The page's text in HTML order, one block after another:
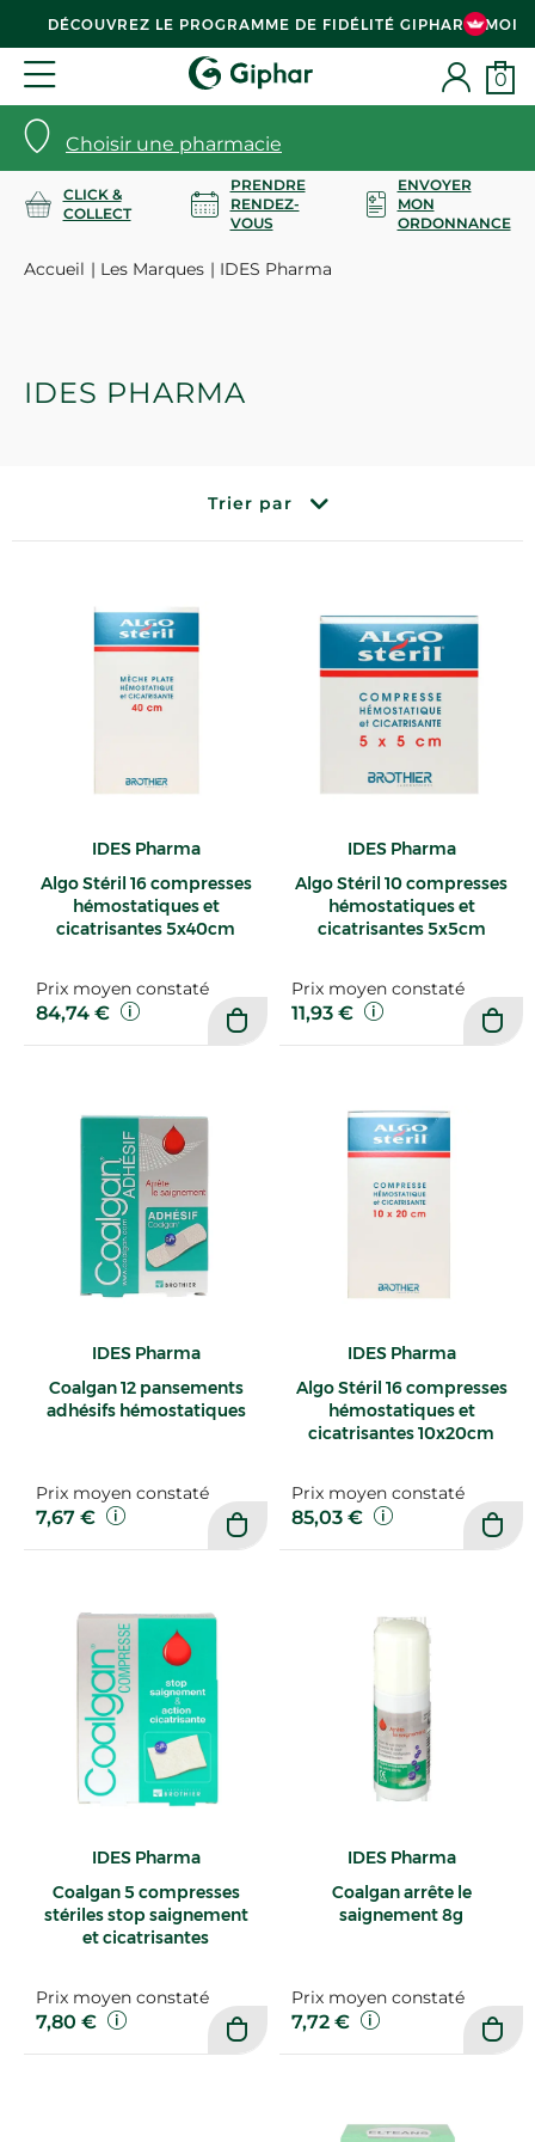
DÉCOUVREZ LE PROGRAMME DE FIDÉLITÉ GIPHAR & MOI
Choisir une pharmacie
0
CLICK &
COLLECT
PRENDRE
RENDEZ-
VOUS
ENVOYER
MON
ORDONNANCE
Accueil Les Marques IDES Pharma
IDES PHARMA
Trier par
IDES Pharma
Algo Stéril 16 compresses
hémostatiques et
cicatrisantes 5x40cm
Prix moyen constaté
84,74 €
IDES Pharma
Algo Stéril 10 compresses
hémostatiques et
cicatrisantes 5x5cm
Prix moyen constaté
11,93 €
IDES Pharma
Coalgan 12 pansements
adhésifs hémostatiques
Prix moyen constaté
7,67 €
IDES Pharma
Algo Stéril 16 compresses
hémostatiques et
cicatrisantes 10x20cm
Prix moyen constaté
85,03 €
IDES Pharma
Coalgan 5 compresses
stériles stop saignement
et cicatrisantes
Prix moyen constaté
7,80 €
IDES Pharma
Coalgan arrête le
saignement 8g
Prix moyen constaté
7,72 €